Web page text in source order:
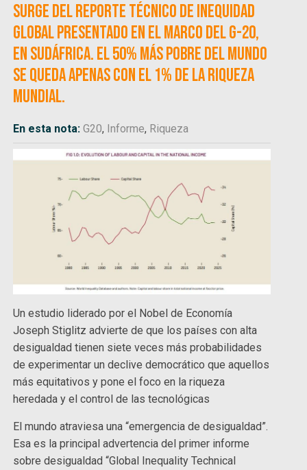
Surge del Reporte Técnico de Inequidad
Global presentado en el marco del G-20,
en Sudáfrica. El 50% más pobre del mundo
se queda apenas con el 1% de la riqueza
mundial.
En esta nota:G20, Informe, Riqueza
Un estudio liderado por el Nobel de Economía
Joseph Stiglitz advierte de que los países con alta
desigualdad tienen siete veces más probabilidades
de experimentar un declive democrático que aquellos
más equitativos y pone el foco en la riqueza
heredada y el control de las tecnológicas
El mundo atraviesa una “emergencia de desigualdad”.
Esa es la principal advertencia del primer informe
sobre desigualdad “Global Inequality Technical